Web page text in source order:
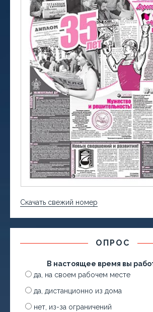
Скачать свежий номер
ОПРОС
В настоящее время вы
да, на своем рабочем месте
да, дистанционно из дома
нет, из-за ограничений